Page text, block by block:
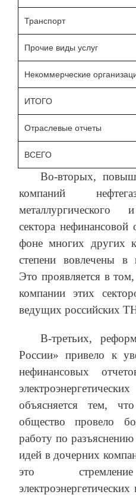
Транспорт
Прочие виды услуг
Некоммерческие
ИТОГО
Отраслевые отчеты
ВСЕГО
Во-вторых,
компаний
металлургического
сектора нефинансовой
фоне многих других
степени вовлечены в
Это проявляется в
компании этих
ведущих российских
В-третьих,
России» привело к
нефинансовых
объясняется тем,
общество провело
работу по
идей в дочерних
это